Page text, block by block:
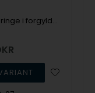
Mehuli øreringe i forgyldt sølv med perler fra NAVA Copenhagen